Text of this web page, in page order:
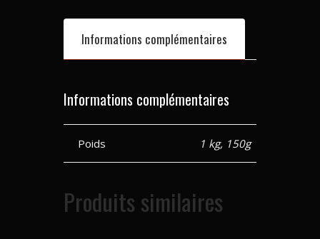
Informations complémentaires
Informations complémentaires
Poids 1 kg, 150g
Produits similaires